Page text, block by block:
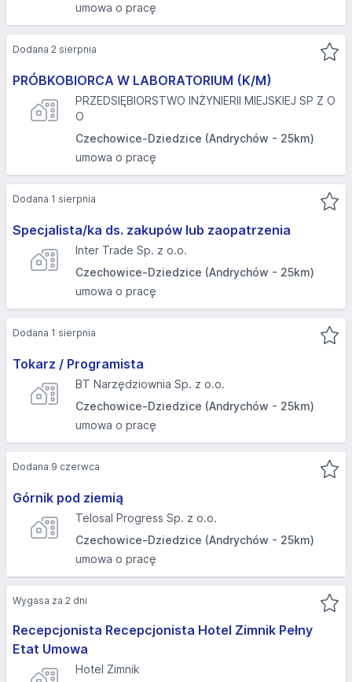
umowa o pracę
PRÓBKOBIORCA W LABORATORIUM (K/M)
PRZEDSIĘBIORSTWO INŻYNIERII MIEJSKIEJ SP Z O
O
Czechowice-Dziedzice (Andrychów - 25km)
umowa o pracę
Dodana 2 sierpnia
Specjalista/ka ds. zakupów lub zaopatrzenia
Inter Trade Sp. z o.o.
Czechowice-Dziedzice (Andrychów - 25km)
umowa o pracę
Dodana 1 sierpnia
Tokarz / Programista
BT Narzędziownia Sp. z o.o.
Czechowice-Dziedzice (Andrychów - 25km)
umowa o pracę
Dodana 1 sierpnia
Górnik pod ziemią
Telosal Progress Sp. z o.o.
Czechowice-Dziedzice (Andrychów - 25km)
umowa o pracę
Dodana 9 czerwca
Recepcjonista Recepcjonista Hotel Zimnik Pełny
Etat Umowa
Hotel Zimnik
Wygasa za 2 dni